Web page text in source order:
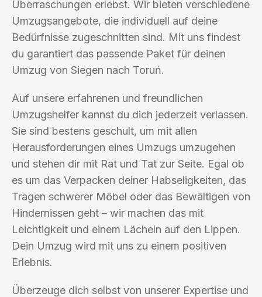
Überraschungen erlebst. Wir bieten verschiedene
Umzugsangebote, die individuell auf deine
Bedürfnisse zugeschnitten sind. Mit uns findest
du garantiert das passende Paket für deinen
Umzug von Siegen nach Toruń.
Auf unsere erfahrenen und freundlichen
Umzugshelfer kannst du dich jederzeit verlassen.
Sie sind bestens geschult, um mit allen
Herausforderungen eines Umzugs umzugehen
und stehen dir mit Rat und Tat zur Seite. Egal ob
es um das Verpacken deiner Habseligkeiten, das
Tragen schwerer Möbel oder das Bewältigen von
Hindernissen geht – wir machen das mit
Leichtigkeit und einem Lächeln auf den Lippen.
Dein Umzug wird mit uns zu einem positiven
Erlebnis.
Überzeuge dich selbst von unserer Expertise und